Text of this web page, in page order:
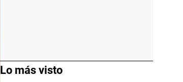
Lo más visto